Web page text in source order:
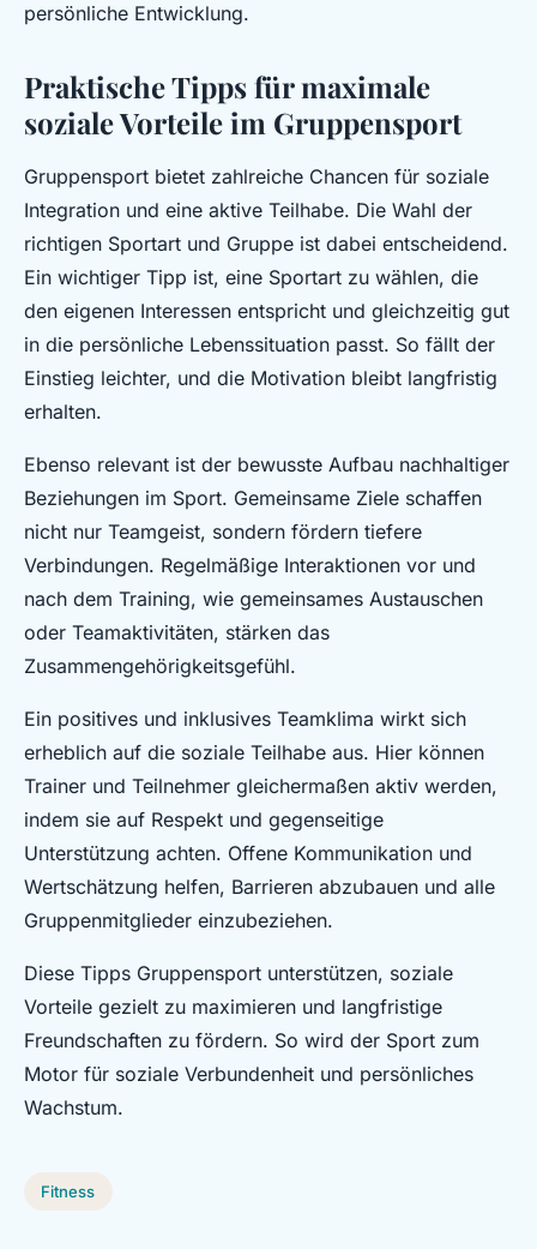
persönliche Entwicklung.
Praktische Tipps für maximale
soziale Vorteile im Gruppensport
Gruppensport bietet zahlreiche Chancen für soziale
Integration und eine aktive Teilhabe. Die Wahl der
richtigen Sportart und Gruppe ist dabei entscheidend.
Ein wichtiger Tipp ist, eine Sportart zu wählen, die
den eigenen Interessen entspricht und gleichzeitig gut
in die persönliche Lebenssituation passt. So fällt der
Einstieg leichter, und die Motivation bleibt langfristig
erhalten.
Ebenso relevant ist der bewusste Aufbau nachhaltiger
Beziehungen im Sport. Gemeinsame Ziele schaffen
nicht nur Teamgeist, sondern fördern tiefere
Verbindungen. Regelmäßige Interaktionen vor und
nach dem Training, wie gemeinsames Austauschen
oder Teamaktivitäten, stärken das
Zusammengehörigkeitsgefühl.
Ein positives und inklusives Teamklima wirkt sich
erheblich auf die soziale Teilhabe aus. Hier können
Trainer und Teilnehmer gleichermaßen aktiv werden,
indem sie auf Respekt und gegenseitige
Unterstützung achten. Offene Kommunikation und
Wertschätzung helfen, Barrieren abzubauen und alle
Gruppenmitglieder einzubeziehen.
Diese Tipps Gruppensport unterstützen, soziale
Vorteile gezielt zu maximieren und langfristige
Freundschaften zu fördern. So wird der Sport zum
Motor für soziale Verbundenheit und persönliches
Wachstum.
Fitness